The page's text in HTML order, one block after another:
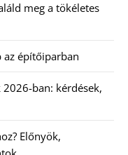
meg a tökéletes
az építőiparban
ban: kérdések,
Előnyök,